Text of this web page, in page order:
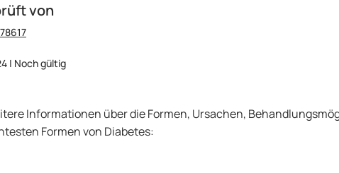
von
| Noch gültig
Informationen über die Formen, Ursachen,
Formen von Diabetes: